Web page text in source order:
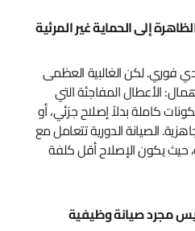
إلى الحماية غير المرئية
فوري. لكن الغالبية العظمى
الأعطال المفاجئة التي
كاملة بدلاً إصلاح جزئي، أو
الصيانة الدورية تتعامل مع
حيث يكون الإصلاح أقل كلفة
مجرد صيانة وظيفية